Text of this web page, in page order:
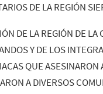
DE LA REGIÓN
DE LA REGIÓN DE
Y DE LOS
QUE
A DIVERSOS